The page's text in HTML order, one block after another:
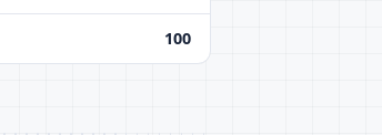
100